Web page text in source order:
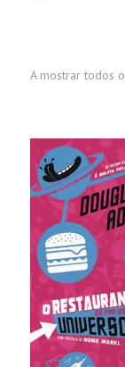
A mostrar todos